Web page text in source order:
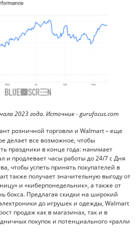
2023 года. Источник - gurufocus.com
розничной торговли и Walmart – еще
делает все возможное, чтобы
праздники в конце года: нанимает
и продлевает часы работы до 24/7 с Дня
чтобы успеть принять покупателей в
также получает значительную выгоду от
и «киберпонедельник», а также от
бокса. Предлагая скидки на широкий
до игрушек и одежды, Walmart
продаж как в магазинах, так и в
покупок и потенциального «ралли